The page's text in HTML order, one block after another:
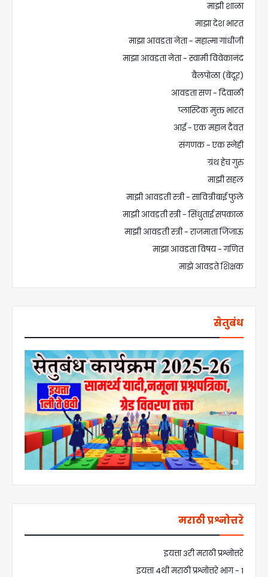
माझी शाळा
माझा देश भारत
माझा आवडता नेता - महात्मा गांधीजी
माझा आवडता नेता - स्वामी विवेकानंद
बैलपोळा (बेंदूर)
आवडता सण - दिवाळी
प्लास्टिक मुक्त भारत
आई - एक महान दैवत
संगणक - एक स्नेही
ग्रंथ हेच गुरु
माझी सहल
माझी आवडती स्त्री - सावित्रीबाई फुले
माझी आवडती स्त्री - सिंधुताई सपकाळ
माझी आवडती स्त्री - राजमाता जिजाऊ
माझा आवडता विषय - गणित
माझे आवडते शिक्षक
सेतुबंध
मराठी प्रश्नोत्तरे
इयत्ता 3री मराठी प्रश्नोत्तरे
इयत्ता 4थी मराठी प्रश्नोत्तरे भाग - 1